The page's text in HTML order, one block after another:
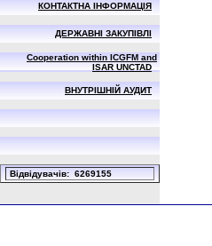
КОНТАКТНА ІНФОРМАЦІЯ
ДЕРЖАВНІ ЗАКУПІВЛІ
Cooperation within ICGFM and
ISAR UNCTAD
ВНУТРІШНІЙ АУДИТ
Вiдвiдувачiв: 6269155